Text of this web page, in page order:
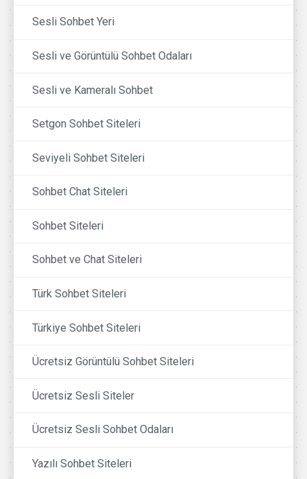
Sesli Sohbet Yeri
Sesli ve Görüntülü Sohbet Odaları
Sesli ve Kameralı Sohbet
Setgon Sohbet Siteleri
Seviyeli Sohbet Siteleri
Sohbet Chat Siteleri
Sohbet Siteleri
Sohbet ve Chat Siteleri
Türk Sohbet Siteleri
Türkiye Sohbet Siteleri
Ücretsiz Görüntülü Sohbet Siteleri
Ücretsiz Sesli Siteler
Ücretsiz Sesli Sohbet Odaları
Yazılı Sohbet Siteleri